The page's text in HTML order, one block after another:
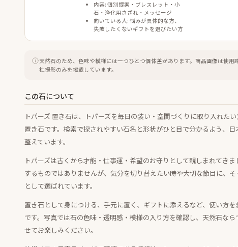
内容: 個別提案・ブレスレット・小
石・浄化用さざれ・メッセージ
向いている人: 悩みが具体的な方、
失敗したくないギフトを選びたい方
天然石のため、色味や模様には一つひとつ個体差があります。 商品画像は使用
社撮影のみを掲載しています。
この石について
トパーズ 置き石は、トパーズを毎日の装い・空間づくりに取り入れた
置き石です。検索で探されやすい石名と形状がひと目で分かるよう、
整えています。
トパーズは古くから才能・仕事運・希望のお守りとして親しまれてき
するものではありませんが、気分を切り替えたい時や大切な節目に、
として選ばれています。
置き石として身につける、手元に置く、ギフトに添えるなど、使い方
です。写真では石の色味・透明感・模様の入り方を確認し、天然石なら
せてお楽しみください。